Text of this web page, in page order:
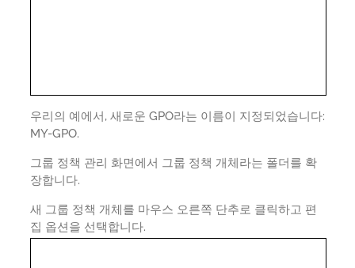
우리의 예에서, 새로운 GPO라는 이름이 지정되었습니다:
MY-GPO.
그룹 정책 관리 화면에서 그룹 정책 개체라는 폴더를 확
장합니다.
새 그룹 정책 개체를 마우스 오른쪽 단추로 클릭하고 편
집 옵션을 선택합니다.